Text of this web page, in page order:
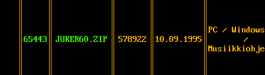
65443 JUKER60.ZIP 578922 10.09.1995
PC /
/